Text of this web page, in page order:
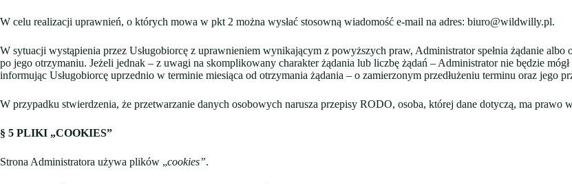
W celu realizacji uprawnień, o których mowa w pkt 2 można wysłać stosowną wiadomość e-mail na adres: biuro@wildwilly.pl.
W sytuacji wystąpienia przez Usługobiorcę z uprawnieniem wynikającym z powyższych praw, Administrator spełnia żądanie
po jego otrzymaniu. Jeżeli jednak – z uwagi na skomplikowany charakter żądania lub liczbę żądań – Administrator nie będzie
informując Usługobiorcę uprzednio w terminie miesiąca od otrzymania żądania – o zamierzonym przedłużeniu terminu oraz jego
W przypadku stwierdzenia, że przetwarzanie danych osobowych narusza przepisy RODO, osoba, której dane dotyczą, ma prawo
§ 5 PLIKI „COOKIES”
Strona Administratora używa plików „cookies”.